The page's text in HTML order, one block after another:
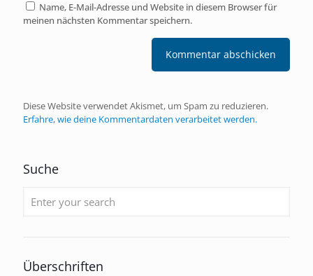
Name, E-Mail-Adresse und Website in diesem Browser für
meinen nächsten Kommentar speichern.
Diese Website verwendet Akismet, um Spam zu reduzieren.
Erfahre, wie deine Kommentardaten verarbeitet werden.
Suche
Überschriften